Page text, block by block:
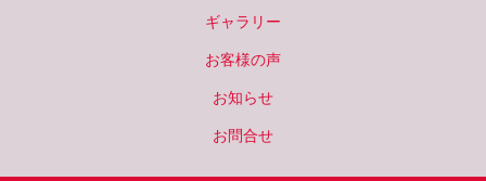
ギャラリー
お客様の声
お知らせ
お問合せ